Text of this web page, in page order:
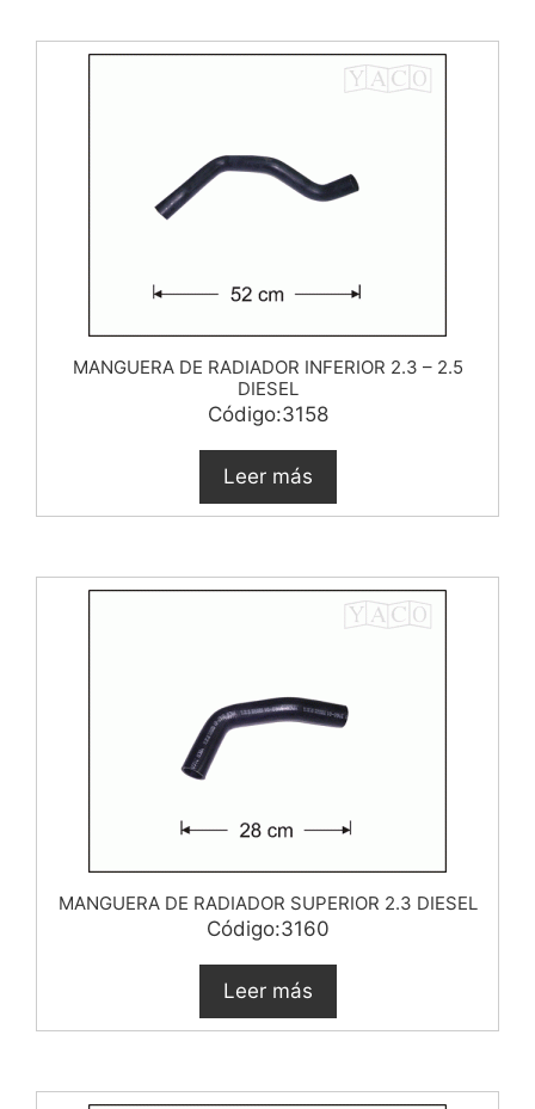
MANGUERA DE RADIADOR INFERIOR 2.3 – 2.5
DIESEL
Código:3158
Leer más
MANGUERA DE RADIADOR SUPERIOR 2.3 DIESEL
Código:3160
Leer más